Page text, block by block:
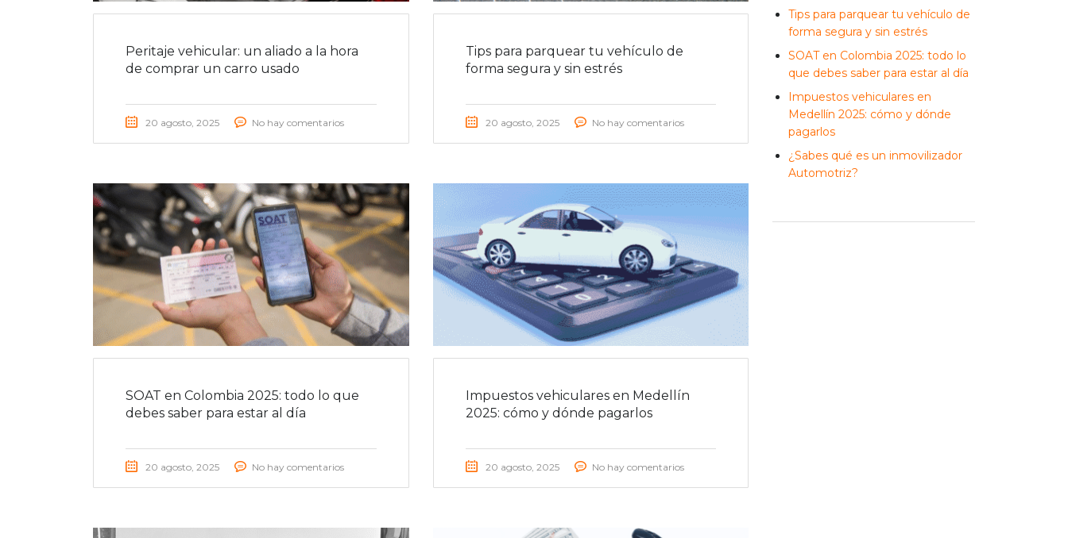
Peritaje vehicular: un aliado a la hora
de comprar un carro usado
20 agosto, 2025 No hay comentarios
Tips para parquear tu vehículo de
forma segura y sin estrés
20 agosto, 2025 No hay comentarios
SOAT en Colombia 2025: todo lo que
debes saber para estar al día
20 agosto, 2025 No hay comentarios
Impuestos vehiculares en Medellín
2025: cómo y dónde pagarlos
20 agosto, 2025 No hay comentarios
Tips para parquear tu vehículo de
forma segura y sin estrés
SOAT en Colombia 2025: todo lo
que debes saber para estar al día
Impuestos vehiculares en
Medellín 2025: cómo y dónde
pagarlos
¿Sabes qué es un inmovilizador
Automotriz?